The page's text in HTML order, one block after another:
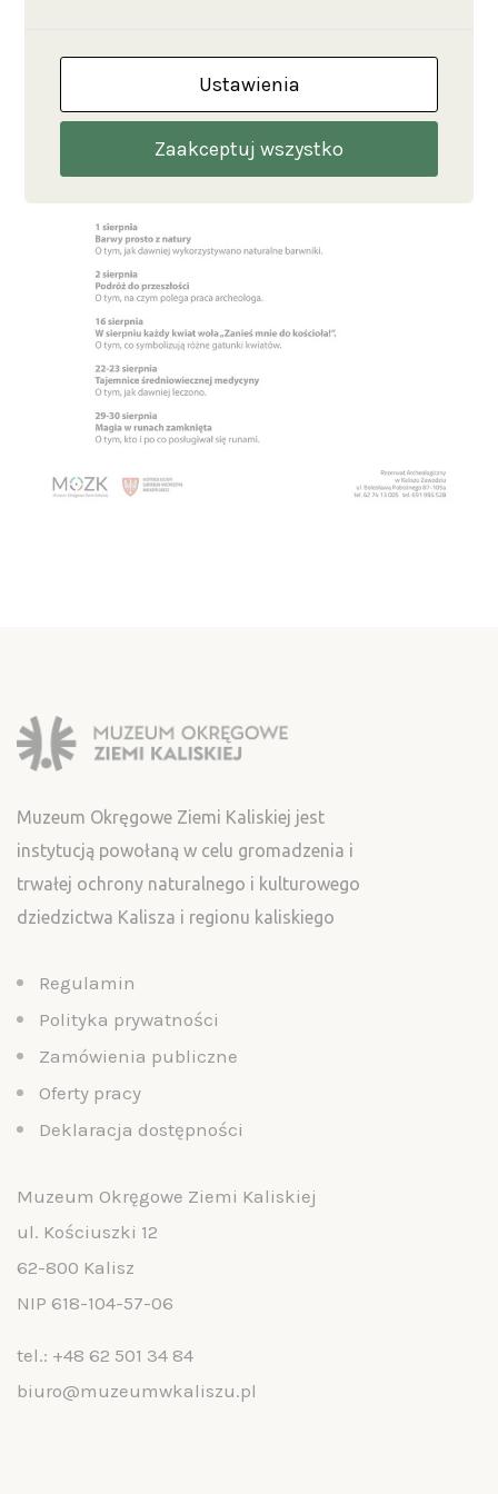
Muzeum Okręgowe Ziemi Kaliskiej jest
instytucją powołaną w celu gromadzenia i
trwałej ochrony naturalnego i kulturowego
dziedzictwa Kalisza i regionu kaliskiego
Regulamin
Polityka prywatności
Zamówienia publiczne
Oferty pracy
Deklaracja dostępności
Muzeum Okręgowe Ziemi Kaliskiej
ul. Kościuszki 12
62-800 Kalisz
NIP 618-104-57-06
tel.: +48 62 501 34 84
biuro@muzeumwkaliszu.pl
Ustawienia
Zaakceptuj wszystko